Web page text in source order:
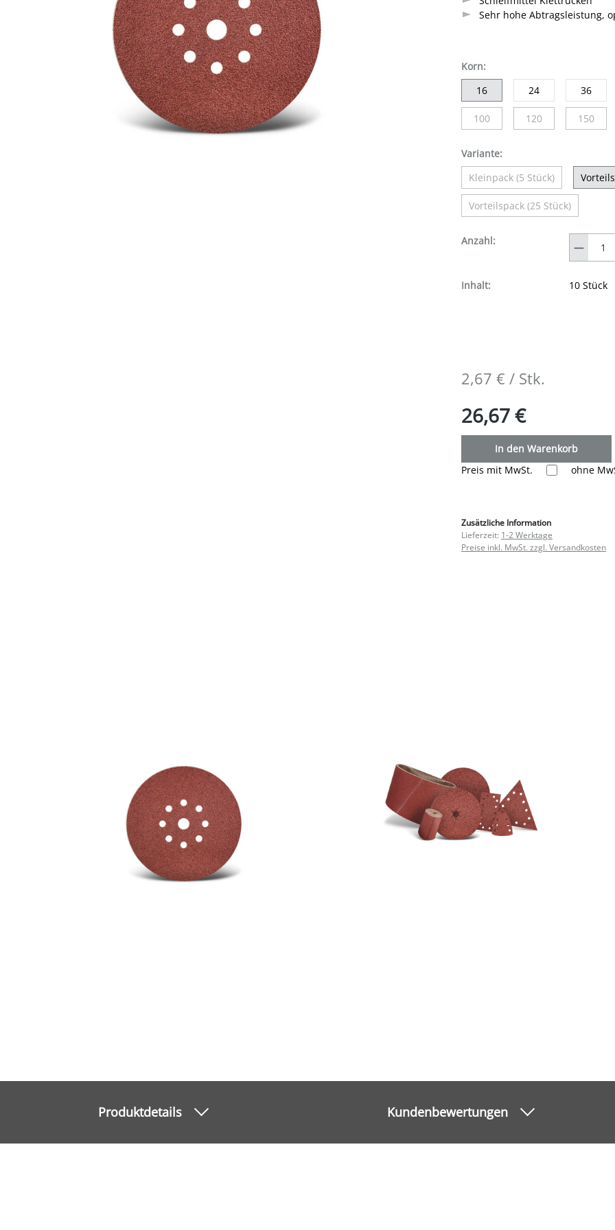
Sehr hohe Abtragsleistung,
Kornauswählen
:
16
24 36
100
(Diese Option ist zurzeit nicht
120
(Diese Option ist
150
(Diese
Varianteauswählen
:
Kleinpack (5 Stück)
(Diese Option ist zurzeit
Vorteilspack (25 Stück)
(Diese Option ist zurzeit
Anzahl:
Inhalt: 10 Stück
2,67 € / Stk.
26,67 €
In den Warenkorb
Preis mit MwSt.
ohne
Zusätzliche Information
Lieferzeit: 1-2 Werktage
Preise inkl. MwSt. zzgl. Versandkosten
Produktdetails Kundenbewertungen